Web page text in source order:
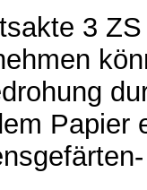
3
Papier